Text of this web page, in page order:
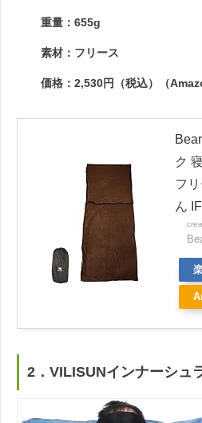
重量：655g
素材：フリース
価格：2,530円（税込）（
ク
フ
ん
2．VILISUNインナーシュ